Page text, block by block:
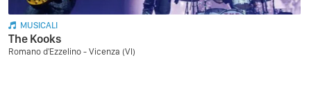
MUSICALI
The Kooks
Romano d'Ezzelino - Vicenza (VI)